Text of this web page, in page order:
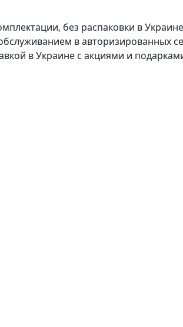
без распаковки в
в авторизированных
в Украине с акциями и